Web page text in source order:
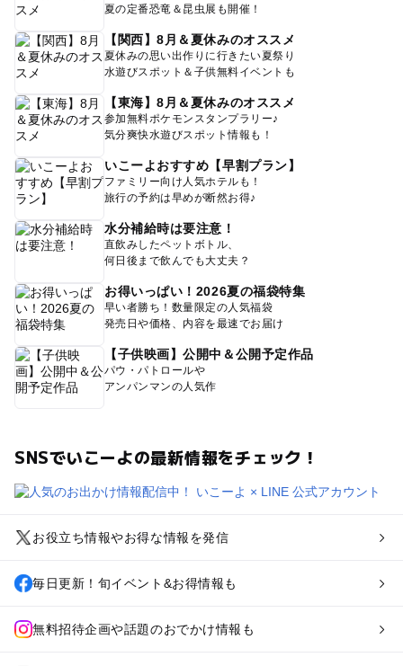
夏の定番恐竜＆昆虫展も開催！
【関西】8月＆夏休みのオススメ
夏休みの思い出作りに行きたい夏祭り
水遊びスポット＆子供無料イベントも
【東海】8月＆夏休みのオススメ
参加無料ポケモンスタンプラリー♪
気分爽快水遊びスポット情報も！
いこーよおすすめ【早割プラン】
ファミリー向け人気ホテルも！
旅行の予約は早めが断然お得♪
水分補給時は要注意！
直飲みしたペットボトル、
何日後まで飲んでも大丈夫？
お得いっぱい！2026夏の福袋特集
早い者勝ち！数量限定の人気福袋
発売日や価格、内容を最速でお届け
【子供映画】公開中＆公開予定作品
パウ・パトロールや
アンパンマンの人気作
SNSでいこーよの最新情報をチェック！
お役立ち情報やお得な情報を発信
毎日更新！旬イベント&お得情報も
無料招待企画や話題のおでかけ情報も